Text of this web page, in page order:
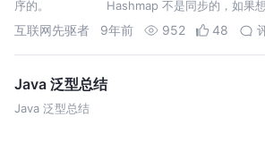
序的。 Hashmap 不是同步的，如果想
HashMap，可以通过 Collections 类的静态方
互联网先驱者 9年前 952 48
Java 泛型总结
Java 泛型总结